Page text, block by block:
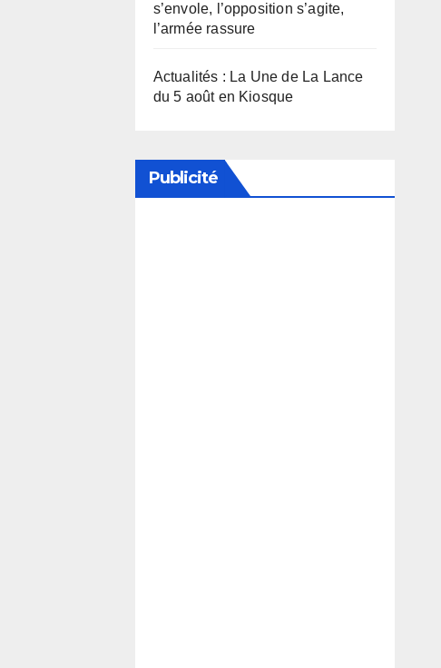
s’envole, l’opposition s’agite,
l’armée rassure
Actualités : La Une de La Lance
du 5 août en Kiosque
Publicité